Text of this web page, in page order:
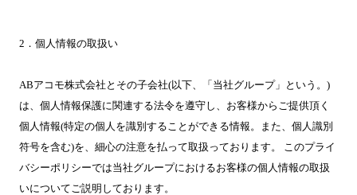
2．個人情報の取扱い
ABアコモ株式会社とその子会社(以下、「当社グループ」という。)
は、個人情報保護に関連する法令を遵守し、お客様からご提供頂く
個人情報(特定の個人を識別することができる情報。また、個人識別
符号を含む)を、細心の注意を払って取扱っております。 このプライ
バシーポリシーでは当社グループにおけるお客様の個人情報の取扱
いについてご説明しております。